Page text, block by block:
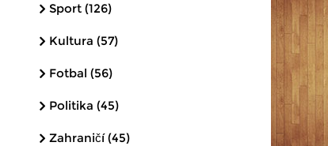
Sport (126)
Kultura (57)
Fotbal (56)
Politika (45)
Zahraničí(45)